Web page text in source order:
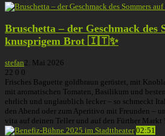
Bruschetta – der Geschmack des
knusprigem Brot 🇮🇹✨
stefan2. Mai 2026
22 0 0
Frisches Baguette goldbraun geröstet, mit
mit aromatischen Tomaten, Basilikum und
ehrlich und unglaublich lecker – so schmeckt
den Abend oder zum Aperitivo mit Freunden –
vita auf deinen Teller und auf den Fürther
02:51